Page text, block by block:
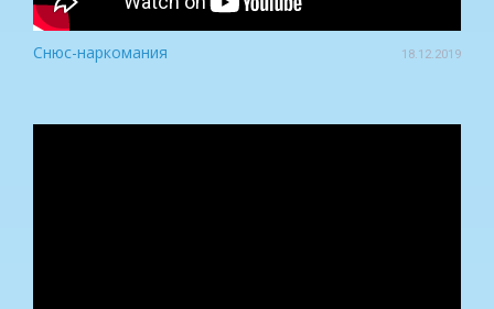
Снюс-наркомания 18.12.2019